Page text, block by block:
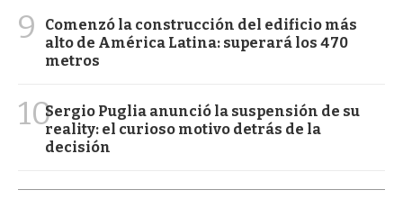
9
Comenzó la construcción del edificio más
alto de América Latina: superará los 470
metros
10Sergio Puglia anunció la suspensión de su
reality: el curioso motivo detrás de la
decisión